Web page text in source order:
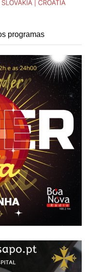
programas